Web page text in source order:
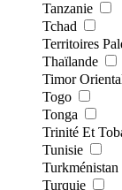
Tanzanie
Tchad
Territoires
Thaïlande
Timor
Togo
Tonga
Trinité Et
Tunisie
Turkménistan
Turquie